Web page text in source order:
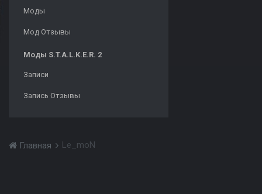
Моды
Мод Отзывы
Моды S.T.A.L.K.E.R. 2
Записи
Запись Отзывы
Главная Le_moN